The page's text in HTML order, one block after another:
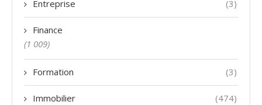
Entreprise (3)
Finance
(1 009)
Formation (3)
Immobilier (474)